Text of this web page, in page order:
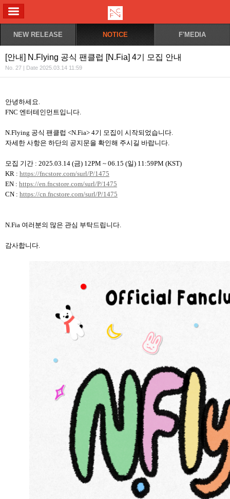
NEW RELEASE NOTICE F'MEDIA
[안내] N.Flying 공식 팬클럽 [N.Fia] 4기 모집 안내
No. 27 | Date 2025.03.14 11:59
안녕하세요.
FNC 엔터테인먼트입니다.
N.Flying 공식 팬클럽 <N.Fia> 4기 모집이 시작되었습니다.
자세한 사항은 하단의 공지문을 확인해 주시길 바랍니다.
모집 기간 : 2025.03.14 (금) 12PM ~ 06.15 (일) 11:59PM (KST)
KR : https://fncstore.com/surl/P/1475
EN : https://en.fncstore.com/surl/P/1475
CN : https://cn.fncstore.com/surl/P/1475
N.Fia 여러분의 많은 관심 부탁드립니다.
감사합니다.